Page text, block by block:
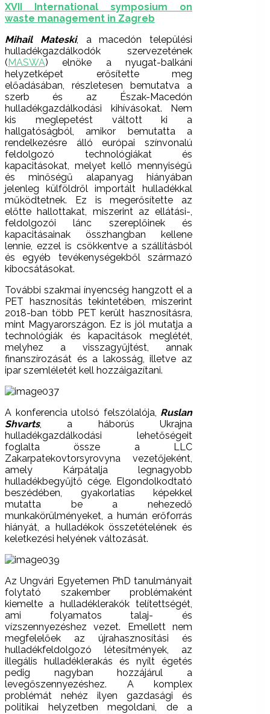
XVII International symposium on
waste management in Zagreb
Mihail Mateski, a macedón települési
hulladékgazdálkodók szervezetének
(MASWA) elnöke a nyugat-balkáni
helyzetképet erősítette meg
előadásában, részletesen bemutatva a
szerb és az Észak-Macedón
hulladékgazdálkodási kihívásokat. Nem
kis meglepetést váltott ki a
hallgatóságból, amikor bemutatta a
rendelkezésre álló európai színvonalú
feldolgozó technológiákat és
kapacitásokat, melyet kellő mennyiségű
és minőségű alapanyag hiányában
jelenleg külföldről importált hulladékkal
működtetnek. Ez is megerősítette az
előtte hallottakat, miszerint az ellátási-,
feldolgozói lánc szereplőinek és
kapacitásainak összhangban kellene
lennie, ezzel is csökkentve a szállításból
és egyéb tevékenységekből származó
kibocsátásokat.
További szakmai ínyencség hangzott el a
PET hasznosítás tekintetében, miszerint
2018-ban több PET került hasznosításra,
mint Magyarországon. Ez is jól mutatja a
technológiák és kapacitások meglétét,
melyhez a visszagyűjtést, annak
finanszírozását és a lakosság, illetve az
ipar szemléletét kell hozzáigazítani.
A konferencia utolsó felszólalója, Ruslan
Shvarts, a háborús Ukrajna
hulladékgazdálkodási lehetőségeit
foglalta össze a LLC
Zakarpatekovtorsyrovyna vezetőjeként,
amely Kárpátalja legnagyobb
hulladékbegyűjtő cége. Elgondolkodtató
beszédében, gyakorlatias képekkel
mutatta be a nehezedő
munkakörülményeket, a humán erőforrás
hiányát, a hulladékok összetételének és
keletkezési helyének változását.
Az Ungvári Egyetemen PhD tanulmányait
folytató szakember problémaként
kiemelte a hulladéklerakók telítettségét,
ami folyamatos talaj- és
vízszennyezéshez vezet. Emellett nem
megfelelőek az újrahasznosítási és
hulladékfeldolgozó létesítmények, az
illegális hulladéklerakás és nyílt égetés
pedig nagyban hozzájárul a
levegőszennyezéshez. A komplex
problémát nehéz ilyen gazdasági és
politikai helyzetben megoldani, de a